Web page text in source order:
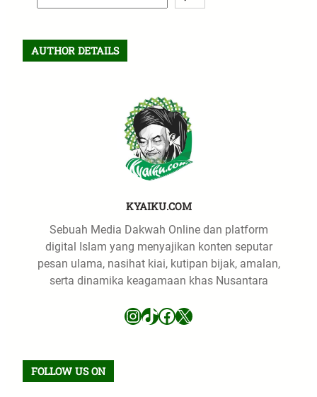
e
r
c
AUTHOR DETAILS
KYAIKU.COM
Sebuah Media Dakwah Online dan platform
digital Islam yang menyajikan konten seputar
pesan ulama, nasihat kiai, kutipan bijak, amalan,
serta dinamika keagamaan khas Nusantara
InstagramTikTok Facebook X
FOLLOW US ON